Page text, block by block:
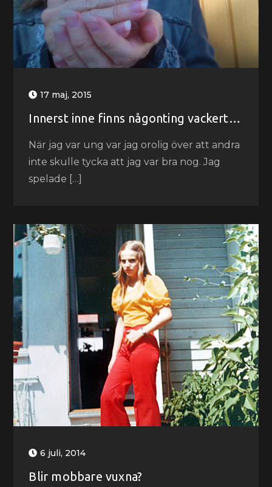
17 maj, 2015
Innerst inne finns någonting vackert…
När jag var ung var jag orolig över att andra
inte skulle tycka att jag var bra nog. Jag
spelade […]
6 juli, 2014
Blir mobbare vuxna?